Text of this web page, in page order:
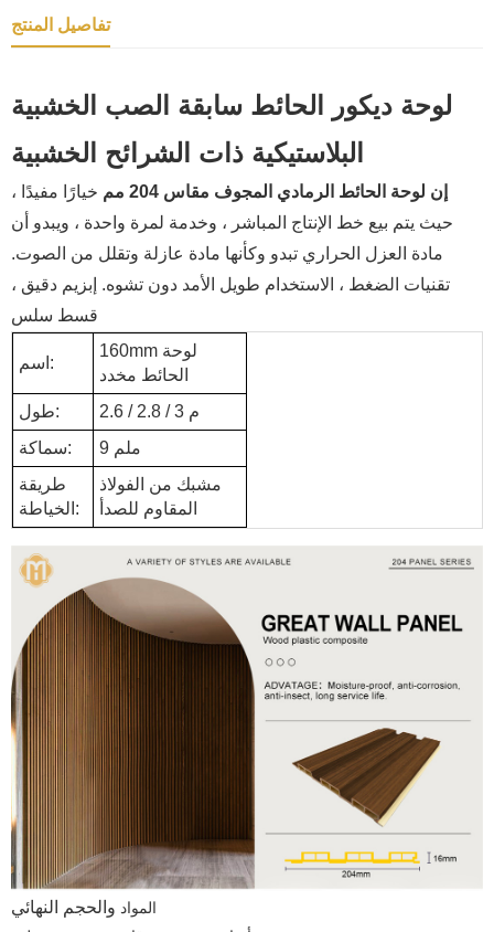
تفاصيل المنتج
لوحة ديكور الحائط سابقة الصب الخشبية
البلاستيكية ذات الشرائح الخشبية
إن لوحة الحائط الرمادي المجوف مقاس 204 مم
خيارًا مفيدًا ،
حيث يتم بيع خط الإنتاج المباشر ، وخدمة لمرة واحدة ، ويبدو أن
مادة العزل الحراري تبدو وكأنها مادة عازلة وتقلل من الصوت.
تقنيات الضغط ، الاستخدام طويل الأمد دون تشوه. إبزيم دقيق ،
قسط سلس
اسم:
160mm لوحة
الحائط مخدد
طول:
2.6 / 2.8 / 3 م
سماكة:
9 ملم
طريقة
الخياطة:
مشبك من الفولاذ
المقاوم للصدأ
المواد والحجم النهائي